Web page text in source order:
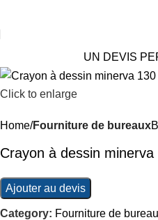
UN DEVIS
Click to enlarge
Home Fourniture de bureaux
Crayon à dessin minerva
Ajouter au devis
Category: Fourniture de